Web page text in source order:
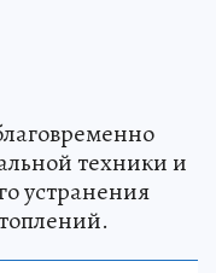
техники и
устранения